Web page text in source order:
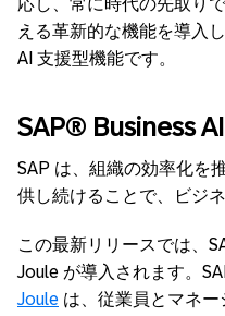
応し、常に時代の先取り
える革新的な機能を導入
AI 支援型機能です。
SAP® Business AI
SAP は、組織の効率化を
供し続けることで、ビジ
この最新リリースでは、
Joule が導入されます。
Joule は、従業員とマネー